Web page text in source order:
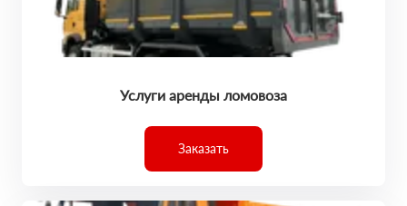
Услуги аренды ломовоза
Заказать